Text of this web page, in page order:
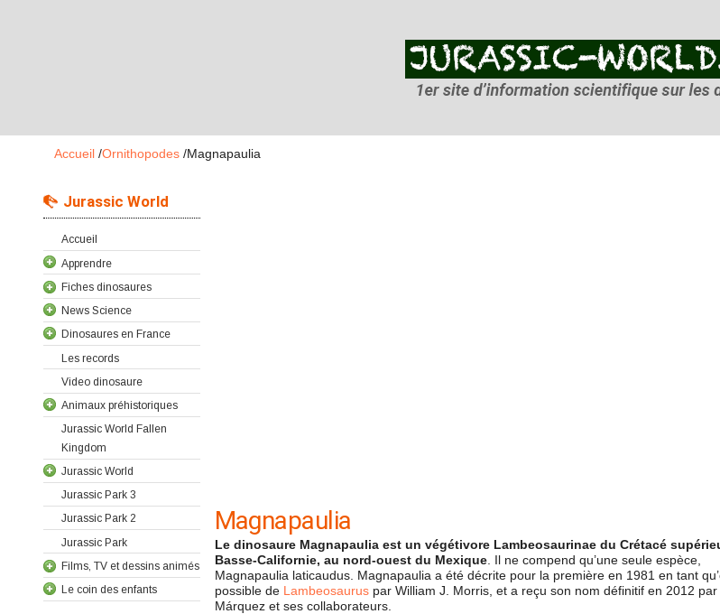
Accueil /Ornithopodes /Magnapaulia
Jurassic World
Accueil
Apprendre
Fiches dinosaures
News Science
Dinosaures en France
Les records
Video dinosaure
Animaux préhistoriques
Jurassic World Fallen
Kingdom
Jurassic World
Jurassic Park 3
Jurassic Park 2
Jurassic Park
Films, TV et dessins animés
Le coin des enfants
Magnapaulia
Le dinosaure Magnapaulia est un végétivore Lambeosaurinae du Crétacé
Basse-Californie, au nord-ouest du Mexique. Il ne compend qu’une seule espèce,
Magnapaulia laticaudus. Magnapaulia a été décrite pour la première en 1981 en tant
possible de Lambeosauruspar William J. Morris, et a reçu son nom définitif en 2012 par
Márquez et ses collaborateurs.